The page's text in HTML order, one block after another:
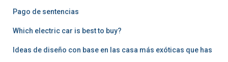
Pago de sentencias
Which electric car is best to buy?
Ideas de diseño con base en las casa más exóticas que has